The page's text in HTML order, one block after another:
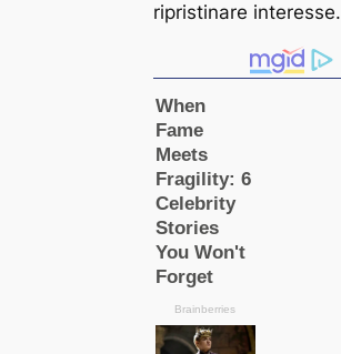
ripristinare interesse.